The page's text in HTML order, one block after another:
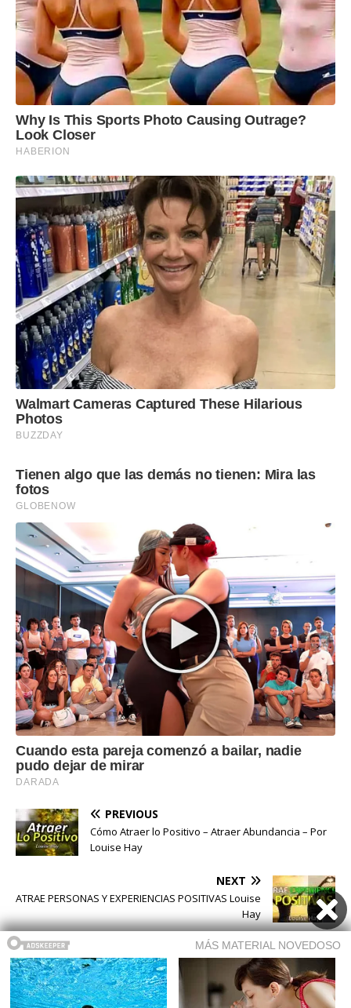
PREVIOUS
Cómo Atraer lo Positivo – Atraer Abundancia – Por
Louise Hay
NEXT
ATRAE PERSONAS Y EXPERIENCIAS POSITIVAS Louise
Hay
Buscar